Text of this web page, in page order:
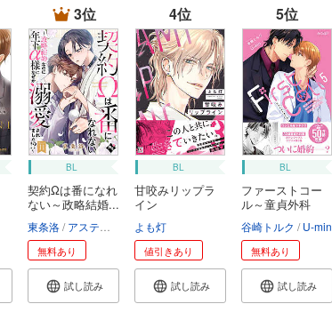
3位
BL
契約Ωは番になれ
ない～政略結婚...
東条洛 アスティル編集部
無料あり
試し読み
4位
BL
甘咬みリップラ
イン
よも灯
値引きあり
試し読み
5位
BL
ファーストコー
ル～童貞外科
谷崎トルク U-min
無料あり
試し読み